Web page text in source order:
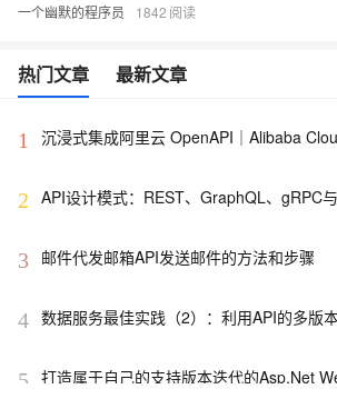
一个幽默的程序员 1842
热门文章 最新文章
1
沉浸式集成阿里云 OpenAPI｜Alibaba
2 API设计模式：REST、GraphQL、gRPC
3 邮件代发邮箱API发送邮件的方法和步骤
4 数据服务最佳实践（2）：利用API的多版
5 打造属于自己的支持版本迭代的Asp.Net